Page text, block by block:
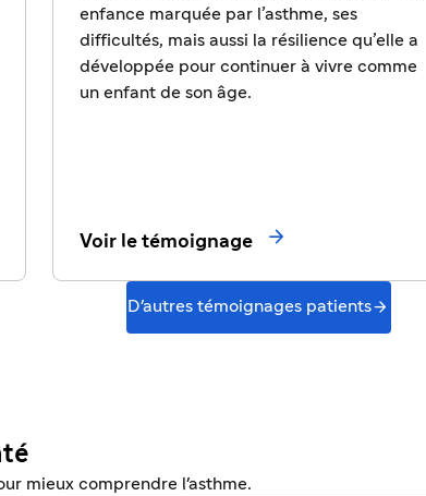
enfance marquée par l’asthme, ses
difficultés, mais aussi la résilience qu’elle a
développée pour continuer à vivre comme
un enfant de son âge.
Voir le témoignage 
D'autres témoignages patients
mieux comprendre l'asthme.